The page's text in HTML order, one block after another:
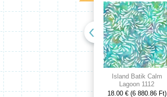
Island Batik Calm
Lagoon 1112
18.00 € (6 880.86 Ft)